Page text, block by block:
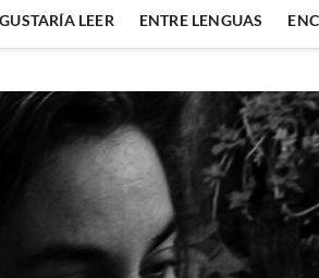
LEER ENTRE LENGUAS